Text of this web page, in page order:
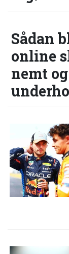
Sådan
online
nemt og